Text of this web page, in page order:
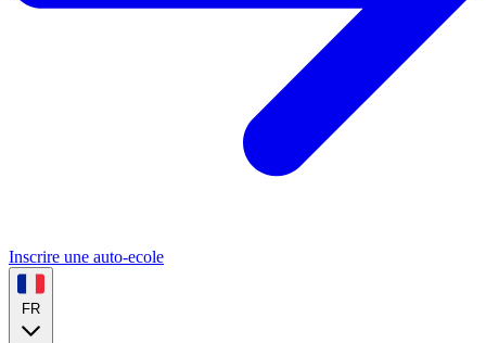
Inscrire une auto-ecole
FR